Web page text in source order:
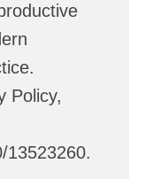
Policy,
13523260.